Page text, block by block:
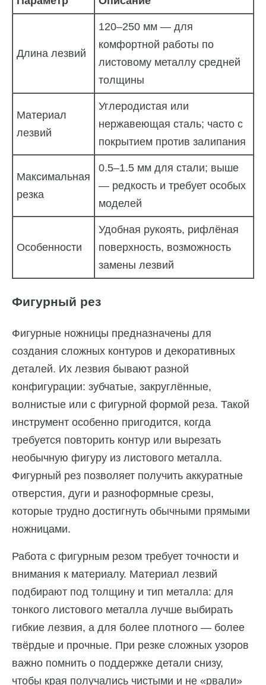
Длина лезвий
120–250 мм — для
комфортной работы по
листовому металлу средней
толщины
Материал
лезвий
Углеродистая или
нержавеющая сталь; часто с
покрытием против залипания
Максимальная
резка
0.5–1.5 мм для стали; выше
— редкость и требует особых
моделей
Особенности
Удобная рукоять, рифлёная
поверхность, возможность
замены лезвий
Фигурный рез
Фигурные ножницы предназначены для
создания сложных контуров и декоративных
деталей. Их лезвия бывают разной
конфигурации: зубчатые, закруглённые,
волнистые или с фигурной формой реза. Такой
инструмент особенно пригодится, когда
требуется повторить контур или вырезать
необычную фигуру из листового металла.
Фигурный рез позволяет получить аккуратные
отверстия, дуги и разноформные срезы,
которые трудно достигнуть обычными прямыми
ножницами.
Работа с фигурным резом требует точности и
внимания к материалу. Материал лезвий
подбирают под толщину и тип металла: для
тонкого листового металла лучше выбирать
гибкие лезвия, а для более плотного — более
твёрдые и прочные. При резке сложных узоров
важно помнить о поддержке детали снизу,
чтобы края получались чистыми и не «рвали»